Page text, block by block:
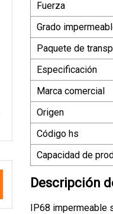
Fuerza
Grado
Paquete de
Especificación
Marca comercial
Origen
Código hs
Capacidad de
Descripción
IP68 impermeable